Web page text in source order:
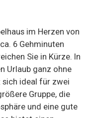
im Herzen von
6 Gehminuten
Sie in Kürze. In
Urlaub ganz ohne
sich ideal für zwei
Gruppe, die
und eine gute